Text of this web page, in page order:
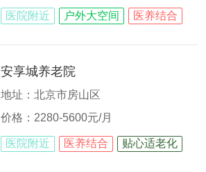
医院附近 户外大空间 医养结合
安享城养老院
地址：北京市房山区
价格：2280-5600元/月
医院附近 医养结合 贴心适老化